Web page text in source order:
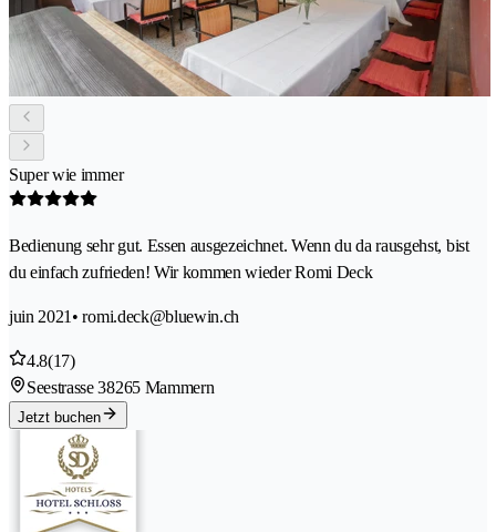
Super wie immer
Bedienung sehr gut. Essen ausgezeichnet. Wenn du da rausgehst, bist
du einfach zufrieden! Wir kommen wieder Romi Deck
juin 2021 • romi.deck@bluewin.ch
4.8(17)
Seestrasse 38265 Mammern
Jetzt buchen